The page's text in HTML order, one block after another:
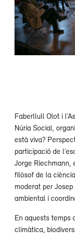
Faberllull Olot i
Núria Social,
està viva?
participació de
Jorge Riechmann,
filòsof de la
moderat per
ambiental i
En aquests temps
climàtica,